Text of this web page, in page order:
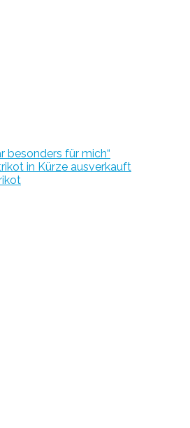
besonders für mich“
in Kürze ausverkauft